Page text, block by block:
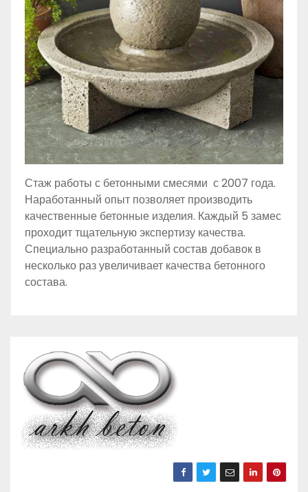
Стаж работы с бетонными смесями с 2007 года.
Наработанный опыт позволяет производить
качественные бетонные изделия. Каждый 5 замес
проходит тщательную экспертизу качества.
Специально разработанный состав добавок в
несколько раз увеличивает качества бетонного
состава.